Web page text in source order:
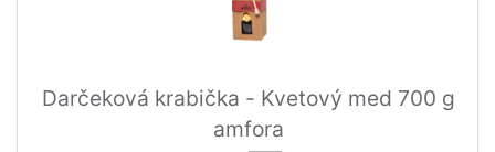
Darčeková krabička - Kvetový med 700 g
amfora